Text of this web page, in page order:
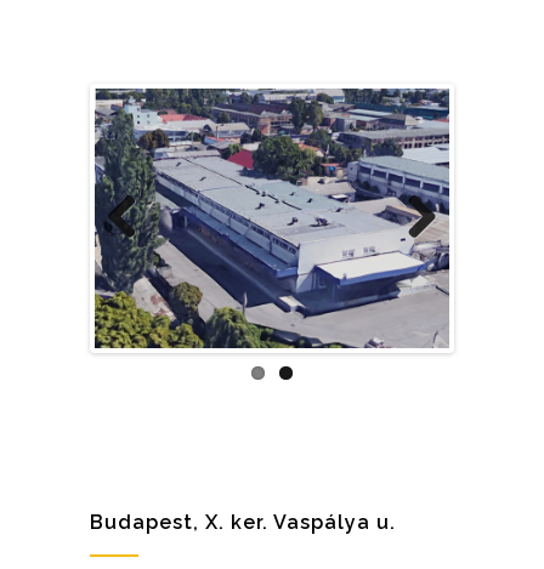
Previous Next
Budapest, X. ker. Vaspálya u.